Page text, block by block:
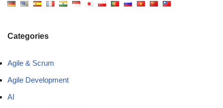
Categories
Agile & Scrum
Agile Development
AI